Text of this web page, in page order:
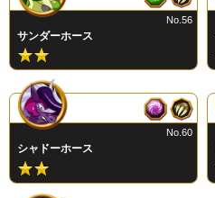
サンダーホース
No.56
シャドーホース
No.60